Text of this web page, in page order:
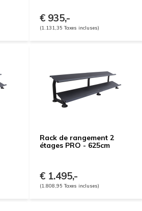
€ 935,-
(1.131,35 Taxes incluses)
Rack de rangement 2
étages PRO - 625cm
€ 1.495,-
(1.808,95 Taxes incluses)